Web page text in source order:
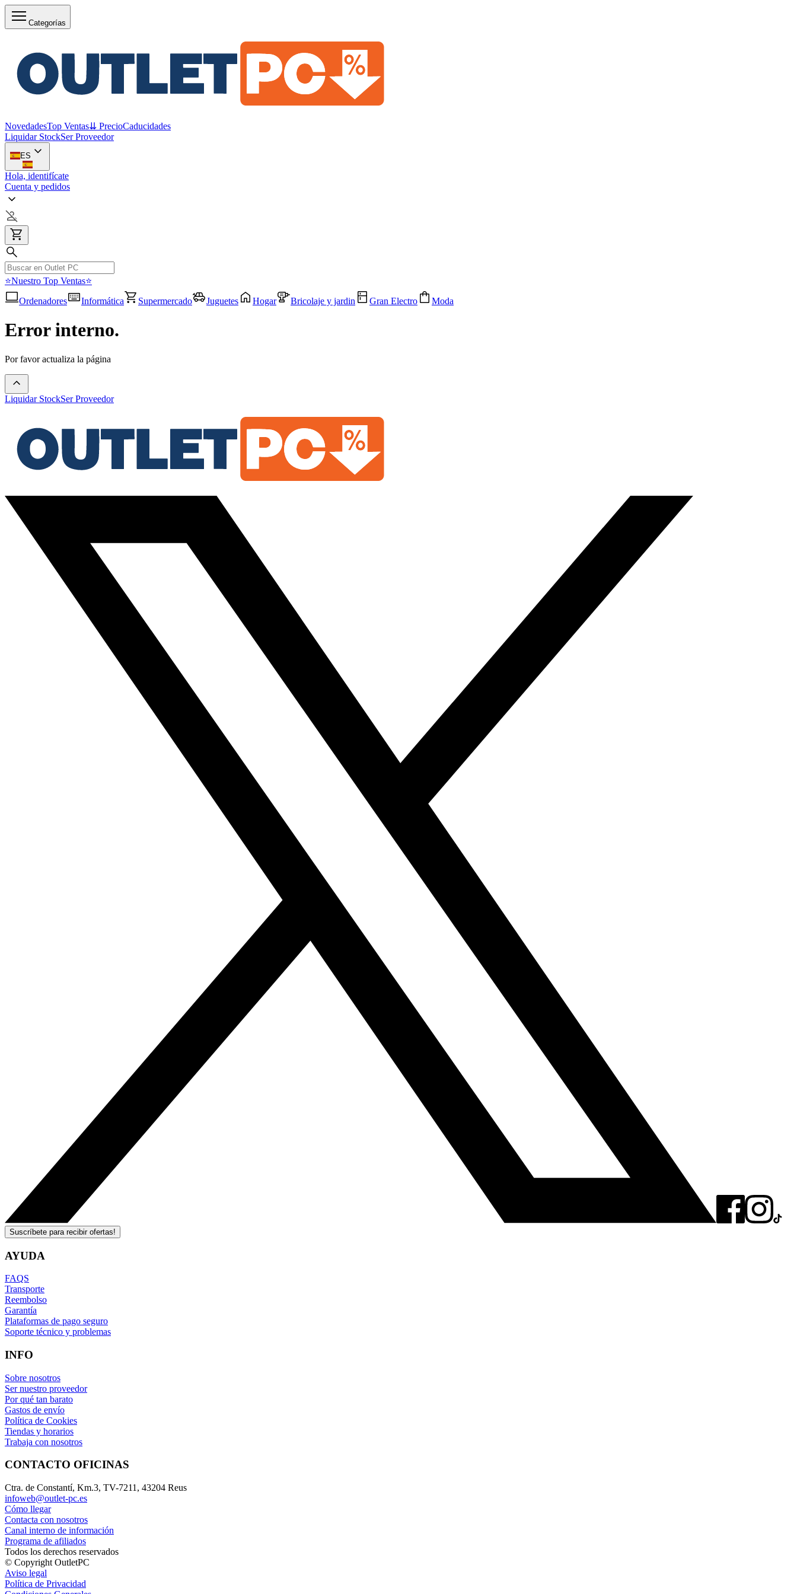
Categorías
NovedadesTop Ventas⇊ PrecioCaducidades
Liquidar StockSer Proveedor
ES
Hola, identifícate
Cuenta y pedidos
⭐Nuestro Top Ventas⭐
Ordenadores
Informática Supermercado Juguetes Hogar Bricolaje y jardin Gran Electro Moda
Error interno.
Por favor actualiza la página
Liquidar StockSer Proveedor
Suscríbete para recibir ofertas!
AYUDA
FAQS
Transporte
Reembolso
Garantía
Plataformas de pago seguro
Soporte técnico y problemas
INFO
Sobre nosotros
Ser nuestro proveedor
Por qué tan barato
Gastos de envío
Política de Cookies
Tiendas y horarios
Trabaja con nosotros
CONTACTO OFICINAS
Ctra. de Constantí, Km.3, TV-7211, 43204 Reus
infoweb@outlet-pc.es
Cómo llegar
Contacta con nosotros
Canal interno de información
Programa de afiliados
Todos los derechos reservados
© Copyright OutletPC
Aviso legal
Política de Privacidad